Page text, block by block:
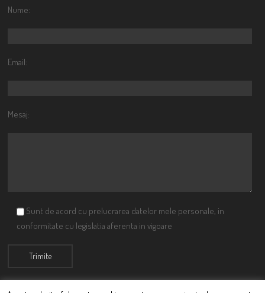
Nume:
Email:
Mesaj:
Sunt de acord cu prelucrarea datelor mele personale, in
conformitate cu legislatia aferenta in vigoare